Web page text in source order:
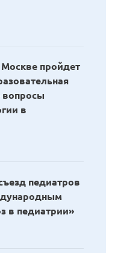
Москве пройдет
вопросы
в
педиатров
в педиатрии»